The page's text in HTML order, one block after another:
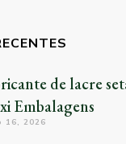
de lacre
Embalagens
16, 2026